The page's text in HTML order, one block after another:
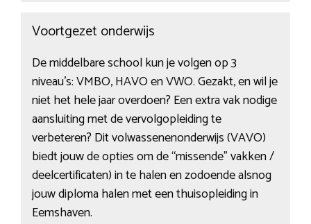
Voortgezet onderwijs
De middelbare school kun je volgen op 3
niveau’s: VMBO, HAVO en VWO. Gezakt, en wil je
niet het hele jaar overdoen? Een extra vak nodige
aansluiting met de vervolgopleiding te
verbeteren? Dit volwassenenonderwijs (VAVO)
biedt jouw de opties om de “missende” vakken /
deelcertificaten) in te halen en zodoende alsnog
jouw diploma halen met een thuisopleiding in
Eemshaven.